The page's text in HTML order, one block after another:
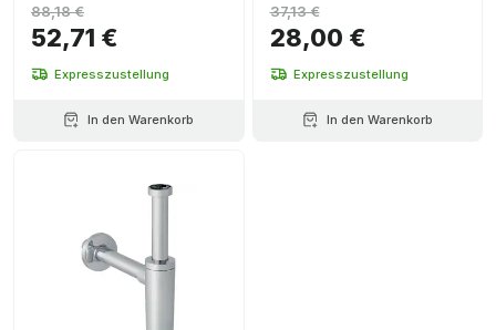
52,71 €
88,18 €
Expresszustellung
In den Warenkorb
28,00 €
37,13 €
Expresszustellung
In den Warenkorb